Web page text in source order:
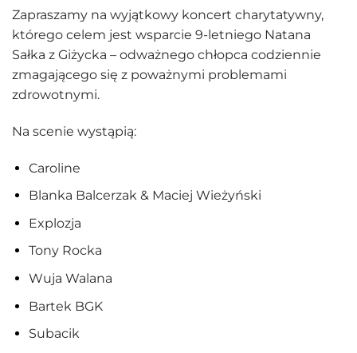
Zapraszamy na wyjątkowy koncert charytatywny,
którego celem jest wsparcie 9-letniego Natana
Sałka z Giżycka – odważnego chłopca codziennie
zmagającego się z poważnymi problemami
zdrowotnymi.
Na scenie wystąpią:
Caroline
Blanka Balcerzak & Maciej Wieżyński
Explozja
Tony Rocka
Wuja Walana
Bartek BGK
Subacik